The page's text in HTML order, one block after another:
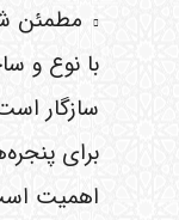
مطمئن
با نوع و
سازگار
برای
اهمیت